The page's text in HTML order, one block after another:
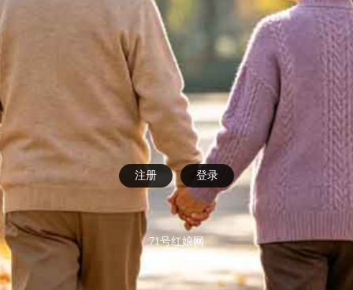
注册 登录
71号红娘网